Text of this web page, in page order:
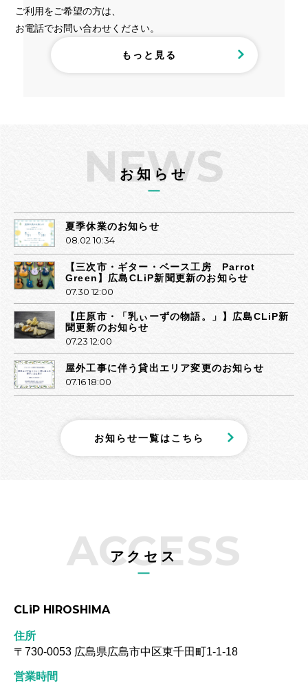
ご利用をご希望の方は、
お電話でお問い合わせください。
もっと見る
NEWS
お知らせ
夏季休業のお知らせ
08.02 10:34
【三次市・ギター・ベース工房 Parrot
Green】広島CLiP新聞更新のお知らせ
07.30 12:00
【庄原市・「乳ぃーずの物語。」】広島CLiP新
聞更新のお知らせ
07.23 12:00
屋外工事に伴う貸出エリア変更のお知らせ
07.16 18:00
お知らせ一覧はこちら
ACCESS
アクセス
CLiP HIROSHIMA
住所
〒730-0053 広島県広島市中区東千田町1-1-18
営業時間